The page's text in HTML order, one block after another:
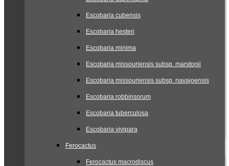
Escobaria cubensis
Escobaria hesteri
Escobaria minima
Escobaria missouriensis subsp. marstonii
Escobaria missouriensis subsp. navajoensis
Escobaria robbinsorum
Escobaria tuberculosa
Escobaria vivipara
Ferocactus
Ferocactus macrodiscus